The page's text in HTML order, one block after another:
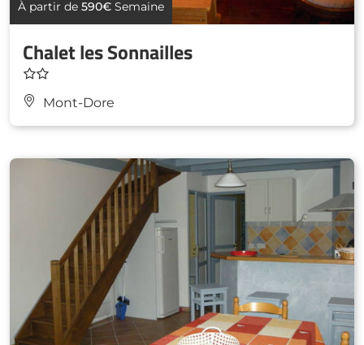
À partir de 590€ Semaine
Chalet les Sonnailles
Mont-Dore